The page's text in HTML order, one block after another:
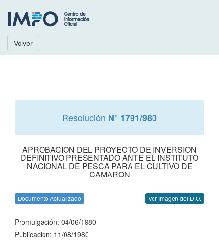
Volver
Resolución N° 1791/980
APROBACION DEL PROYECTO DE INVERSION
DEFINITIVO PRESENTADO ANTE EL INSTITUTO
NACIONAL DE PESCA PARA EL CULTIVO DE
CAMARON
Documento Actualizado Ver Imagen del D.O.
Promulgación: 04/06/1980
Publicación: 11/08/1980